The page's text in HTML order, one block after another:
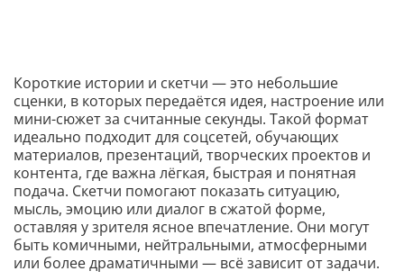
Короткие истории и скетчи — это небольшие
сценки, в которых передаётся идея, настроение или
мини-сюжет за считанные секунды. Такой формат
идеально подходит для соцсетей, обучающих
материалов, презентаций, творческих проектов и
контента, где важна лёгкая, быстрая и понятная
подача. Скетчи помогают показать ситуацию,
мысль, эмоцию или диалог в сжатой форме,
оставляя у зрителя ясное впечатление. Они могут
быть комичными, нейтральными, атмосферными
или более драматичными — всё зависит от задачи.